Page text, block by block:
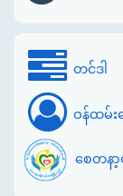
တင်ဒါ
ဝန်ထမ်း
စေတနာ့